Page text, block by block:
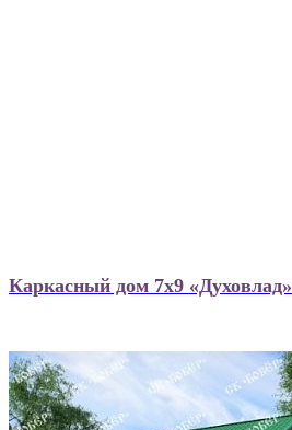
Каркасный дом 7х9 «Духовлад»